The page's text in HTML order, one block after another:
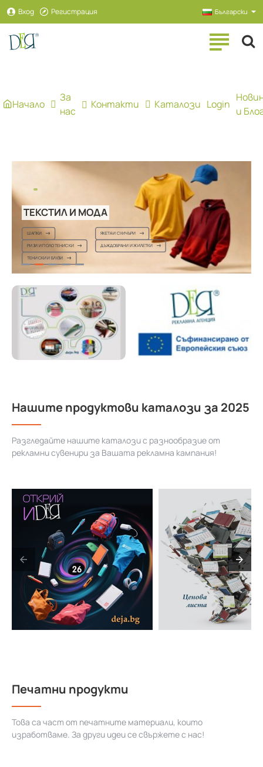
Рекламна
агенция
ДЕЯ
Вход Регистрация Български
Начало
За
нас
Контакти Каталози Login
и
Нашите продуктови каталози за 2025
Разгледайте нашите каталози с разнообразие от
Печатни продукти
Това са част от печатните материали, които